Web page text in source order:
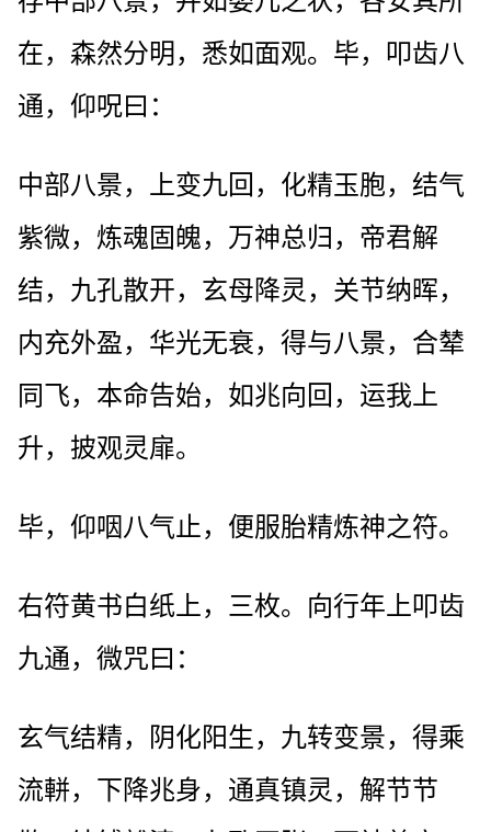
在，森然分明，悉如面观。毕，叩齿八
通，仰呪曰：
中部八景，上变九回，化精玉胞，结气
紫微，炼魂固魄，万神总归，帝君解
结，九孔散开，玄母降灵，关节纳晖，
内充外盈，华光无衰，得与八景，合辇
同飞，本命告始，如兆向回，运我上
升，披观灵扉。
毕，仰咽八气止，便服胎精炼神之符。
右符黄书白纸上，三枚。向行年上叩齿
九通，微咒曰：
玄气结精，阴化阳生，九转变景，得乘
流軿，下降兆身，通真镇灵，解节节